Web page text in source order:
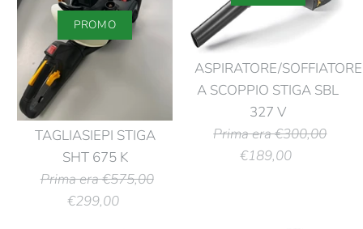
PROMO
TAGLIASIEPI STIGA
SHT 675 K
Prima era €575,00
€299,00
ASPIRATORE/SOFFIATORE
A SCOPPIO STIGA SBL
327 V
Prima era €300,00
€189,00